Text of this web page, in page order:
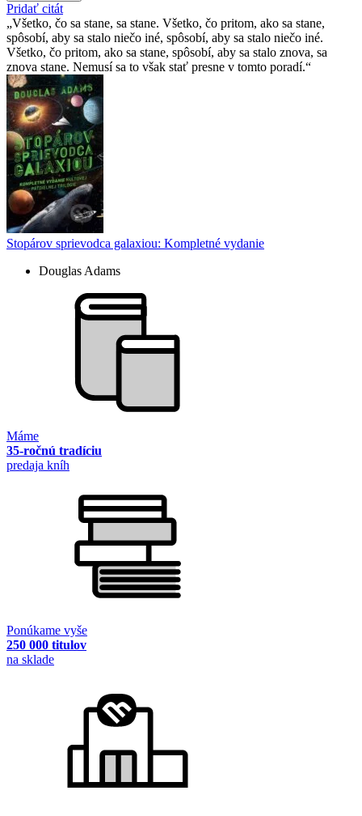
Pridať citát
Všetko, čo sa stane, sa stane. Všetko, čo pritom, ako sa stane,
spôsobí, aby sa stalo niečo iné, spôsobí, aby sa stalo niečo iné.
Všetko, čo pritom, ako sa stane, spôsobí, aby sa stalo znova, sa
znova stane. Nemusí sa to však stať presne v tomto poradí.
Stopárov sprievodca galaxiou: Kompletné vydanie
Douglas Adams
Máme
35-ročnú tradíciu
predaja kníh
Ponúkame vyše
250 000 titulov
na sklade